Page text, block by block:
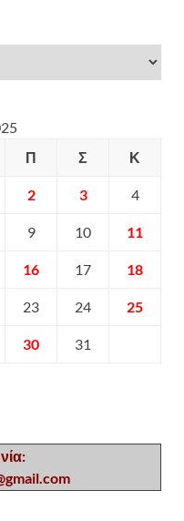
Π Σ Κ
2 3 4
9 10 11
16 17 18
23 24 25
30 31